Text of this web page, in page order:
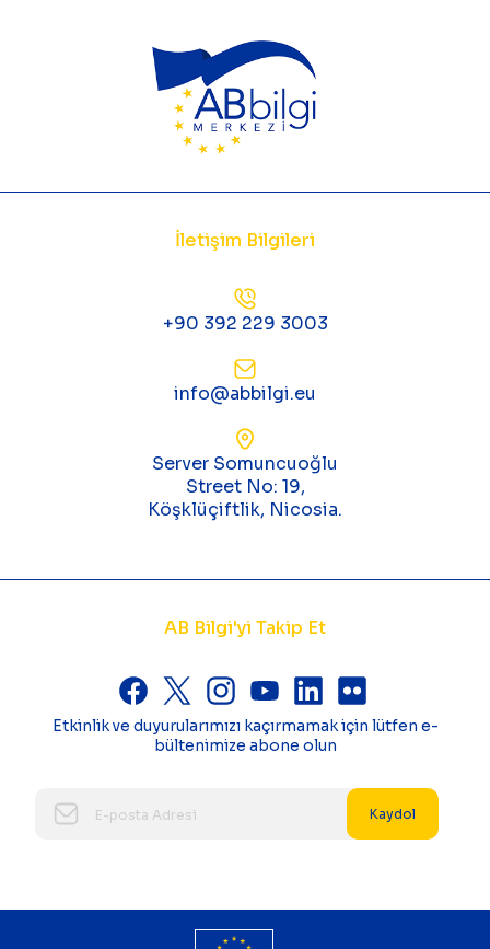
İletişim Bilgileri
+90 392 229 3003
info@abbilgi.eu
Server Somuncuoğlu
Street No: 19,
Köşklüçiftlik, Nicosia.
AB Bilgi'yi Takip Et
Etkinlik ve duyurularımızı kaçırmamak için lütfen e-
bültenimize abone olun
Kaydol